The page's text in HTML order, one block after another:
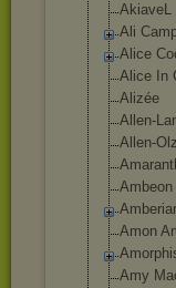
AkiaveL
Ali
Alice
Alice In
Alizée
Allen-
Allen-
Ambeon
Amon
Amy